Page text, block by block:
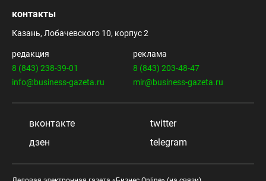
контакты
Казань, Лобачевского 10, корпус 2
редакция
8 (843) 238-39-01
info@business-gazeta.ru
реклама
8 (843) 203-48-47
mir@business-gazeta.ru
вконтакте
twitter
дзен
telegram